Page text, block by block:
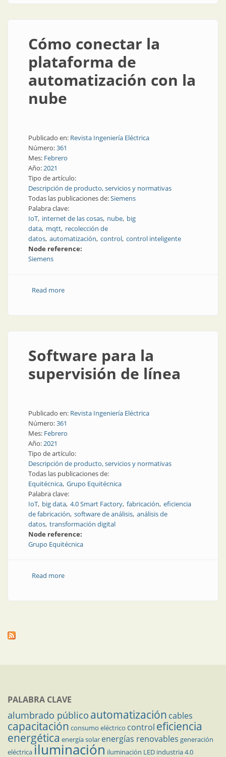
Cómo conectar la
plataforma de
automatización con la
nube
Publicado en: Revista Ingeniería Eléctrica
Número:361
Mes: Febrero
Año:2021
Tipo de artículo:
Descripción de producto, servicios y normativas
Todas las publicaciones de:Siemens
Palabra clave:
IoT internet de las cosas nube big
data mqtt recolección de
datos automatización control control inteligente
Node reference:
Siemens
Read moreabout Cómo conectar la plataforma de
Software para la
supervisión de línea
Publicado en: Revista Ingeniería Eléctrica
Número:361
Mes: Febrero
Año:2021
Tipo de artículo:
Descripción de producto, servicios y normativas
Todas las publicaciones de:
Equitécnica Grupo Equitécnica
Palabra clave:
IoT big data 4.0 Smart Factory fabricación eficiencia
de fabricación software de análisis análisis de
datos transformación digital
Node reference:
Grupo Equitécnica
Read moreabout Software para la supervisión de línea
PALABRA CLAVE
alumbrado público automatización cables
capacitación consumo eléctrico control eficiencia
energética energía solar energías renovables generación
eléctricailuminación iluminación LED industria 4.0